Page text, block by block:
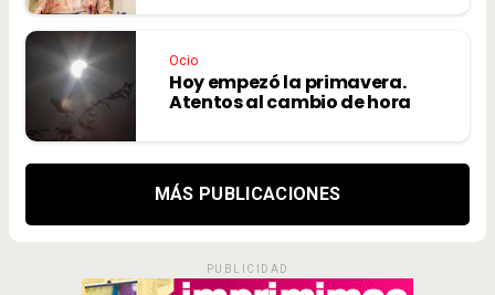
Ocio
Hoy empezó la primavera.
Atentos al cambio de hora
MÁS PUBLICACIONES
PUBLICIDAD